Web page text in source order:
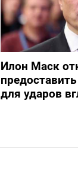
Илон Маск
для ударов